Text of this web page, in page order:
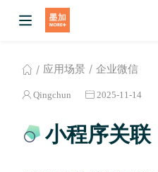
应用场景 企业微信
Qingchun 2025-11-14
小程序关联